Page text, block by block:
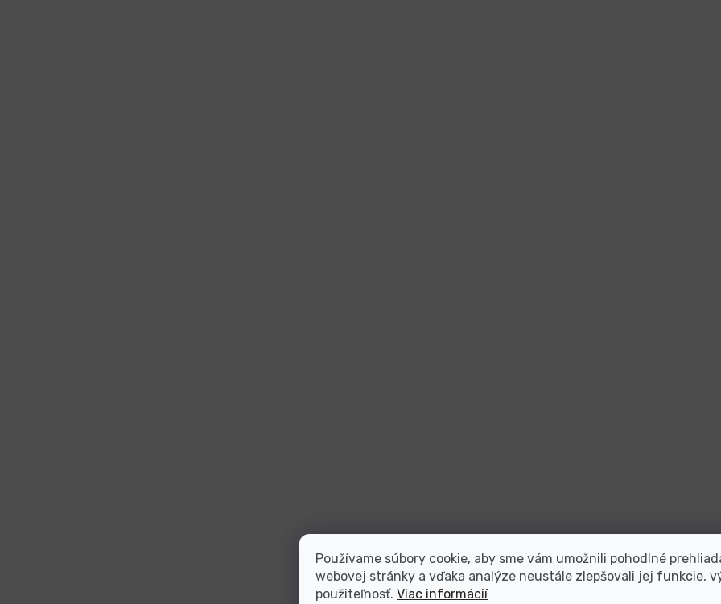
Používame súbory cookie, aby sme vám umožnili pohodlné
webovej stránky a vďaka analýze neustále zlepšovali jej funkcie,
použiteľnosť. Viac informácií